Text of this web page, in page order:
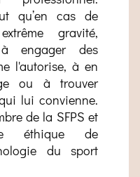
qu’en cas de
gravité,
engager des
l'autorise, à en
ou à trouver
lui convienne.
de la SFPS et
éthique de
du sport